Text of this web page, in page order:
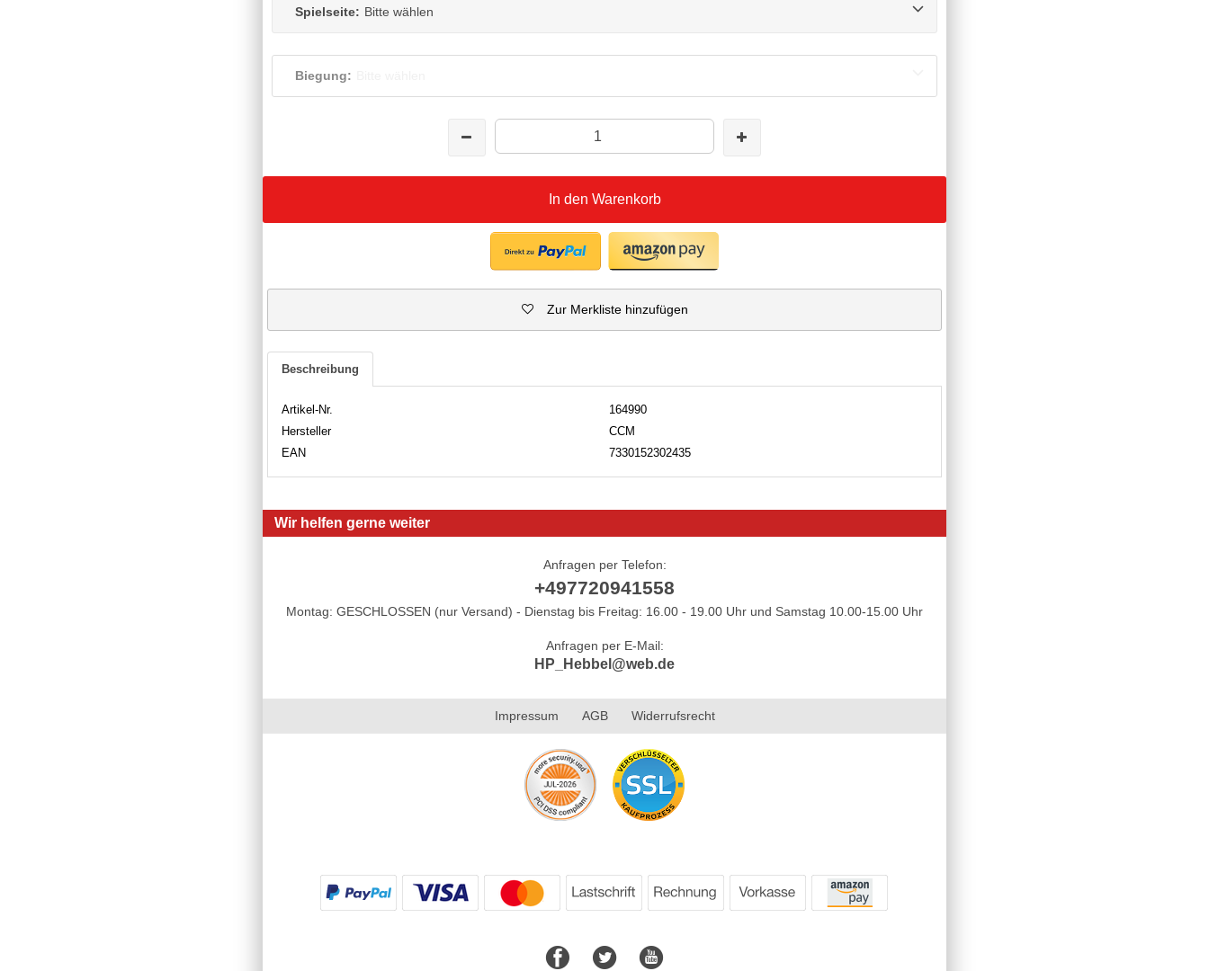
Spielseite: Bitte wählen
Biegung:
In den Warenkorb
Zur Merkliste hinzufügen
Beschreibung
Artikel-Nr.
164990
Hersteller
CCM
EAN
7330152302435
Wir helfen gerne weiter
Anfragen per Telefon:
+497720941558
Montag: GESCHLOSSEN (nur Versand) - Dienstag bis Freitag: 16.00 - 19.00 Uhr und Samstag 10.00-15.00 Uhr
Anfragen per E-Mail:
HP_Hebbel@web.de
Impressum AGB Widerrufsrecht